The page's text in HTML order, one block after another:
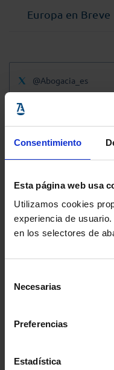
Consentimiento
Esta página web usa
Utilizamos cookies
experiencia de
en los selectores de
Necesarias
Preferencias
Estadística
Europa en Breve
@Abogacia_es